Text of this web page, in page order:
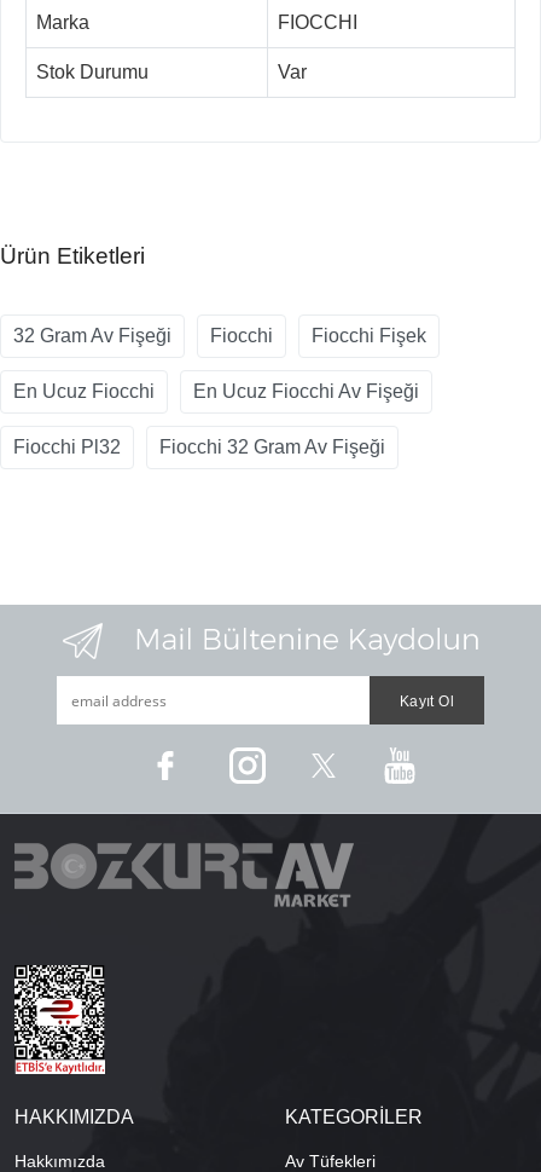
Marka FIOCCHI
Stok Durumu Var
Ürün Etiketleri
32 Gram Av Fişeği Fiocchi Fiocchi Fişek
En Ucuz Fiocchi En Ucuz Fiocchi Av Fişeği
Fiocchi Pl32 Fiocchi 32 Gram Av Fişeği
HAKKIMIZDA
Hakkımızda
KATEGORİLER
Av Tüfekleri